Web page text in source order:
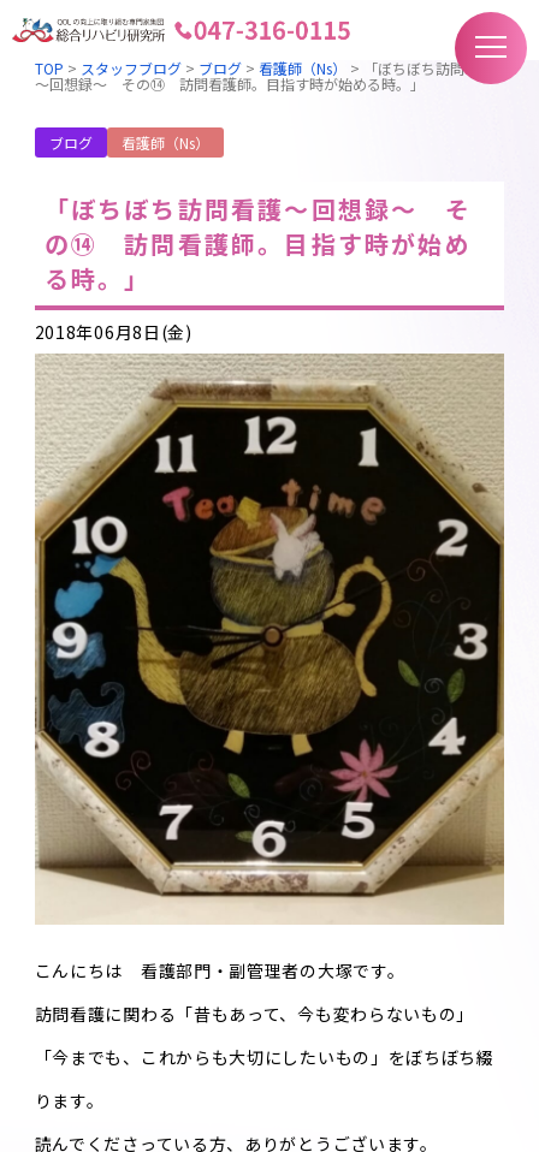
TOP > スタッフブログ> ブログ> 看護師（Ns） > 「ぼちぼち訪問看護
～回想録～ その⑭ 訪問看護師。目指す時が始める時。」
ブログ 看護師（Ns）
「ぼちぼち訪問看護～回想録～ そ
の⑭ 訪問看護師。目指す時が始め
る時。」
2018年06月8日(金)
こんにちは 看護部門・副管理者の大塚です。
訪問看護に関わる「昔もあって、今も変わらないもの」
「今までも、これからも大切にしたいもの」をぼちぼち綴
ります。
読んでくださっている方、ありがとうございます。